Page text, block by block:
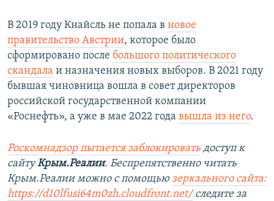
В 2019 году Кнайсль не попала в новое
правительство Австрии, которое было
сформировано после большого политического
скандала и назначения новых выборов. В 2021 году
бывшая чиновница вошла в совет директоров
российской государственной компании
«Роснефть», а уже в мае 2022 года вышла из него.
Роскомнадзор пытается заблокировать доступ к
сайтуКрым.Реалии. Беспрепятственно читать
Крым.Реалии можно с помощью зеркального сайта:
https://d10lfusi64m0zh.cloudfront.net/следите за